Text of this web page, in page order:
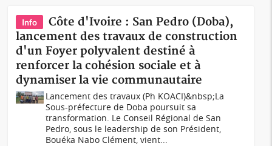
Info
Côte d'Ivoire : San Pedro (Doba),
lancement des travaux de construction
d'un Foyer polyvalent destiné à
renforcer la cohésion sociale et à
dynamiser la vie communautaire
Lancement des travaux (Ph KOACI)&nbsp;La
Sous-préfecture de Doba poursuit sa
transformation. Le Conseil Régional de San
Pedro, sous le leadership de son Président,
Bouéka Nabo Clément, vient...